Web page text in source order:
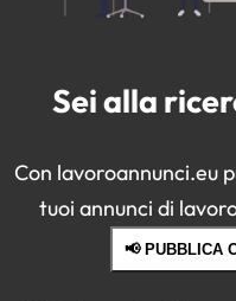
Sei alla
Con lavoroannunci.eu
tuoi annunci di
📢 PUBBLICA